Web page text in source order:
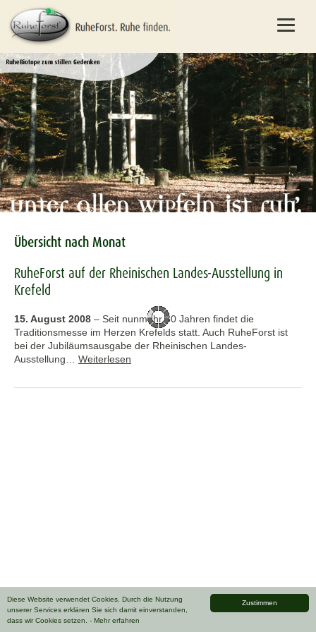
Zustimmen
Diese Website verwendet Cookies. Durch die Nutzung
unserer Services erklären Sie sich damit einverstanden,
dass wir Cookies setzen. - Mehr erfahren
Übersicht nach Monat
RuheForst auf der Rheinischen Landes-Ausstellung in
Krefeld
15. August 2008 – Seit nunmehr 30 Jahren findet die
Traditionsmesse im Herzen Krefelds statt. Auch RuheForst ist
bei der Jubiläumsausgabe der Rheinischen Landes-
Ausstellung… Weiterlesen